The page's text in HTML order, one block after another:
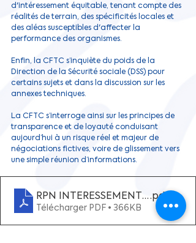
d'intéressement équitable, tenant compte des
réalités de terrain, des spécificités locales et
des aléas susceptibles d'affecter la
performance des organismes.
Enfin, la CFTC s’inquiète du poids de la
Direction de la Sécurité sociale (DSS) pour
certains sujets et dans la discussion sur les
annexes techniques.
La CFTC s’interroge ainsi sur les principes de
transparence et de loyauté conduisant
aujourd’hui à un risque réel et majeur de
négociations fictives, voire de glissement vers
une simple réunion d’informations.
RPN INTERESSEMENT -.pdf
Télécharger PDF • 366KB